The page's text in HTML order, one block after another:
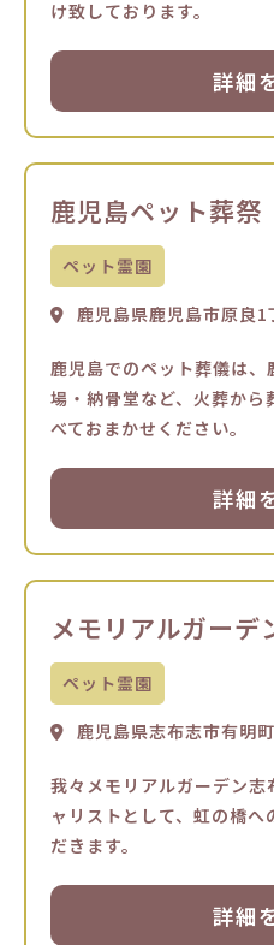
け致しております。
詳細
鹿児島ペット葬祭
ペット霊園
鹿児島県鹿児島市原良
鹿児島でのペット葬儀は
場・納骨堂など、火葬から
べておまかせください。
詳細
メモリアルガーデ
ペット霊園
鹿児島県志布志市有明
我々メモリアルガーデン志
ャリストとして、虹の橋
だきます。
詳細